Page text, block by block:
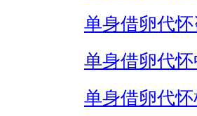
单身借卵代怀
单身借卵代
单身借卵代怀